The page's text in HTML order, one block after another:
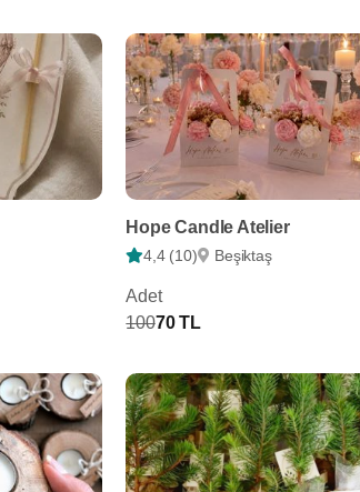
Hope Candle Atelier
4,4 (10) Beşiktaş
Adet
10070 TL